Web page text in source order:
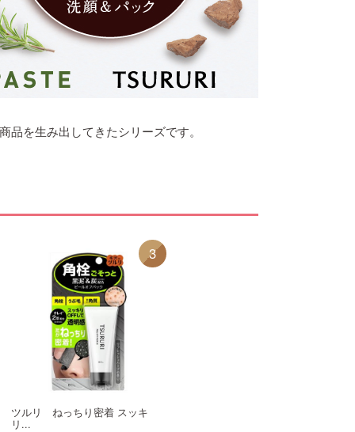
を生み出してきたシリーズです。
3
ツルリ ねっちり密着 スッキ
リ...